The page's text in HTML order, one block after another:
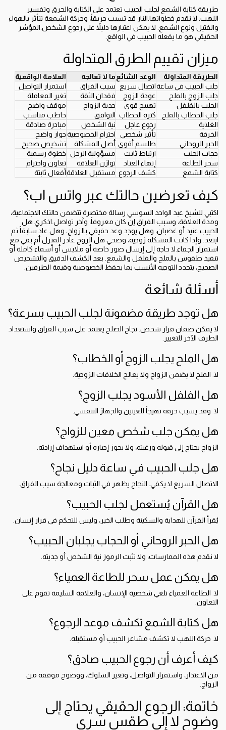
طريقة كتابة الشمع لجلب الحبيب تعتمد على الكتابة والحرق وتفسير
اللهب. لا نقدم خطواتها.النار قد تسبب حريقاً، وحركة الشمعة تتأثر بالهواء
والفتيل ونوع الشمع. لا يمكن اعتبارها دليلاً على رجوع الشخص.المؤشر
الحقيقي هو ما يفعله الحبيب في الواقع.
ميزان تقييم الطرق المتداولة
الطريقة المتداولة الوعد الشائعما لا تعالجه
العلامة الواقعية
جلب الحبيب في ساعةاتصال سريع سبب الفراق
استمرار التواصل
جلب الزوج بالملح
عودة الزوج فقدان الثقة
تغير المعاملة
الجلب بالفلفل
تهييج قوي جدية الزواج
موقف واضح
جلب الخطاب بالملح
كثرة الخطاب التوافق
خاطب مناسب
الغلاية
رجوع عاجل نية الشخص
مبادرة صادقة
الخرقة
تأثير شخصي احترام الخصوصيةحوار واضح
الحبر الروحاني
طلسم أقوى أصل المشكلة
تشخيص صحيح
حجاب الجلب
ارتباط ثابت مسؤولية الرجل خطوة رسمية
سحر الطاعة
إنهاء العناد توازن العلاقة
تعاون واحترام
كتابة الشمع
كشف الرجوع مستقبل العلاقةأفعال ثابتة
كيف تعرضين حالتك عبر واتس اب؟
اكتبي للشيخ عبد الواحد السوسي رسالة مختصرة تتضمن حالتك الاجتماعية،
ومدة العلاقة، وسبب الفراق إن كان معروفاً، وآخر تواصل.اذكري هل
الحبيب عنيد أو غضبان، وهل يوجد وعد حقيقي بالزواج، وهل عاد سابقاً ثم
ابتعد. وإذا كانت المشكلة زوجية، وضحي هل الزوج غادر المنزل أم بقي مع
استمرار الجفاء.لا حاجة إلى إرسال صور خاصة أو ملابس أو أسماء كاملة أو
تنفيذ طقوس بالملح والفلفل والشمع. بعد الكشف الدقيق والتشخيص
الصحيح، يتحدد التوجيه الأنسب بما يحفظ الخصوصية وقيمة الطرفين.
أسئلة شائعة
هل توجد طريقة مضمونة لجلب الحبيب بسرعة؟
لا يمكن ضمان قرار شخص. نجاح الصلح يعتمد على سبب الفراق واستعداد
الطرف الآخر للتغيير.
هل الملح يجلب الزوج أو الخطاب؟
لا. الملح لا يضمن الزواج ولا يعالج الخلافات الزوجية.
هل الفلفل الأسود يجلب الزوج؟
لا. وقد يسبب حرقه تهيجاً للعينين والجهاز التنفسي.
هل يمكن جلب شخص معين للزواج؟
الزواج يحتاج إلى قبوله ورغبته، ولا يجوز إجباره أو استهداف إرادته.
هل جلب الحبيب في ساعة دليل نجاح؟
الاتصال السريع لا يكفي. النجاح يظهر في الثبات ومعالجة سبب الفراق.
هل القرآن يُستعمل لجلب الحبيب؟
يُقرأ القرآن للهداية والسكينة وطلب الخير، وليس للتحكم في قرار إنسان.
هل الحبر الروحاني أو الحجاب يجلبان الحبيب؟
لا نقدم هذه الممارسات، ولا تثبت الرموز نية الشخص أو جديته.
هل يمكن عمل سحر للطاعة العمياء؟
لا. الطاعة العمياء تلغي شخصية الإنسان، والعلاقة السليمة تقوم على
التعاون.
هل كتابة الشمع تكشف موعد الرجوع؟
لا. حركة اللهب لا تكشف مشاعر الحبيب أو مستقبله.
كيف أعرف أن رجوع الحبيب صادق؟
من الاعتذار، واستمرار التواصل، وتغير السلوك، ووضوح موقفه من
الزواج.
خاتمة: الرجوع الحقيقي يحتاج إلى
وضوح لا إلى طقس سري